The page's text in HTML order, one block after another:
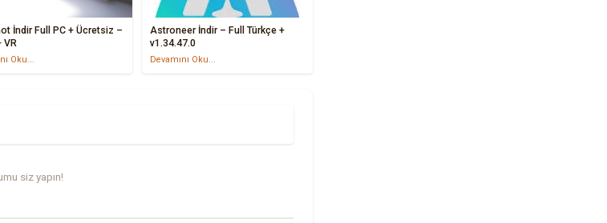
İndir Full PC + Ücretsiz –
VR
Oku...
Astroneer İndir – Full Türkçe +
v1.34.47.0
Devamını Oku...
siz yapın!